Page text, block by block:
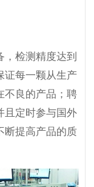
检测精度达到
证每一颗从生产
不良的产品；聘
且定时参与国外
断提高产品的质